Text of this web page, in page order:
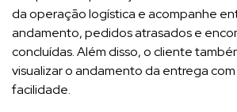
da operação logística e acompanhe
andamento, pedidos atrasados e
concluídas. Além disso, o cliente
visualizar o andamento da entrega
facilidade.